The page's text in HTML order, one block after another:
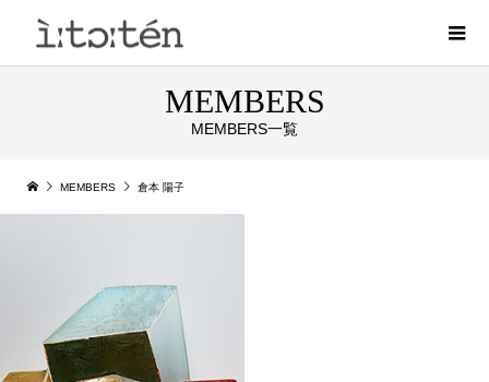
MEMBERS
MEMBERS一覧
MEMBERS 倉本 陽子